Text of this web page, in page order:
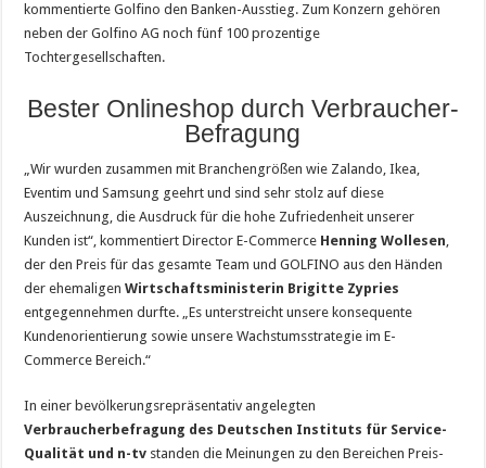
kommentierte Golfino den Banken-Ausstieg. Zum Konzern gehören
neben der Golfino AG noch fünf 100 prozentige
Tochtergesellschaften.
Bester Onlineshop durch Verbraucher-
Befragung
„Wir wurden zusammen mit Branchengrößen wie Zalando, Ikea,
Eventim und Samsung geehrt und sind sehr stolz auf diese
Auszeichnung, die Ausdruck für die hohe Zufriedenheit unserer
Kunden ist“, kommentiert Director E-Commerce Henning Wollesen,
der den Preis für das gesamte Team und GOLFINO aus den Händen
der ehemaligenWirtschaftsministerin Brigitte Zypries
entgegennehmen durfte. „Es unterstreicht unsere konsequente
Kundenorientierung sowie unsere Wachstumsstrategie im E-
Commerce Bereich.“
In einer bevölkerungsrepräsentativ angelegten
Verbraucherbefragung des Deutschen Instituts für Service-
Qualität und n-tv standen die Meinungen zu den Bereichen Preis-